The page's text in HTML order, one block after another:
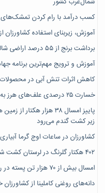
کسب درآمد با رام کردن
آموزش، زیربنای استفاده
برداشت برنج از ۵۵ درصد اراضی شالیکاری گیلان
آموزش و ترویج مهم‌ترین برنامه
کاهش اثرات تنش آبی در
خسارت ۲۵ درصدی علف‌های هرز به محصولات کشاورزی
پاییز امسال ۳۸ هزار
زیر کشت گندم می‌رود
کشاورزان در ساعات اوج گرما آبیاری
۴۰۲ هکتار گلرنگ در لرستان کشت شده است
امسال بیش از ۷۰ هزار تن پسته در رفسنجان برداشت می‌شود
دانه‌های روغنی کاملینا از